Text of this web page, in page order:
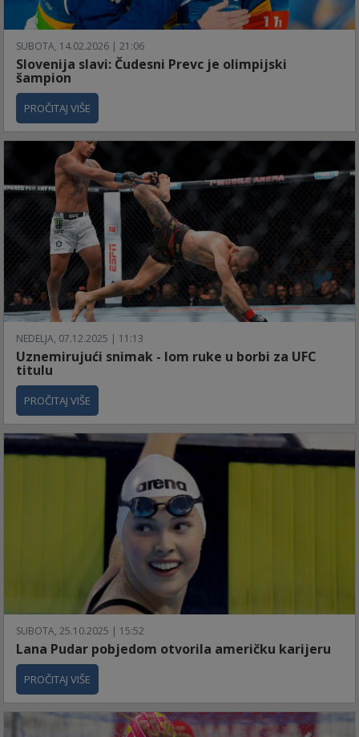
SUBOTA, 14.02.2026 | 21:06
Slovenija slavi: Čudesni Prevc je olimpijski
šampion
PROČITAJ VIŠE
NEDELJA, 07.12.2025 | 11:13
Uznemirujući snimak - lom ruke u borbi za UFC
titulu
PROČITAJ VIŠE
SUBOTA, 25.10.2025 | 15:52
Lana Pudar pobjedom otvorila američku karijeru
PROČITAJ VIŠE